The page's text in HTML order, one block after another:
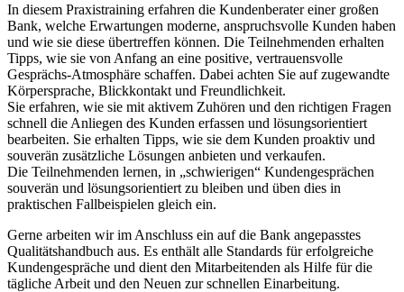
In diesem Praxistraining erfahren die Kundenberater einer großen
Bank, welche Erwartungen moderne, anspruchsvolle Kunden haben
und wie sie diese übertreffen können. Die Teilnehmenden erhalten
Tipps, wie sie von Anfang an eine positive, vertrauensvolle
Gesprächs-Atmosphäre schaffen. Dabei achten Sie auf zugewandte
Körpersprache, Blickkontakt und Freundlichkeit.
Sie erfahren, wie sie mit aktivem Zuhören und den richtigen Fragen
schnell die Anliegen des Kunden erfassen und lösungsorientiert
bearbeiten. Sie erhalten Tipps, wie sie dem Kunden proaktiv und
souverän zusätzliche Lösungen anbieten und verkaufen.
Die Teilnehmenden lernen, in „schwierigen“ Kundengesprächen
souverän und lösungsorientiert zu bleiben und üben dies in
praktischen Fallbeispielen gleich ein.
Gerne arbeiten wir im Anschluss ein auf die Bank angepasstes
Qualitätshandbuch aus. Es enthält alle Standards für erfolgreiche
Kundengespräche und dient den Mitarbeitenden als Hilfe für die
tägliche Arbeit und den Neuen zur schnellen Einarbeitung.